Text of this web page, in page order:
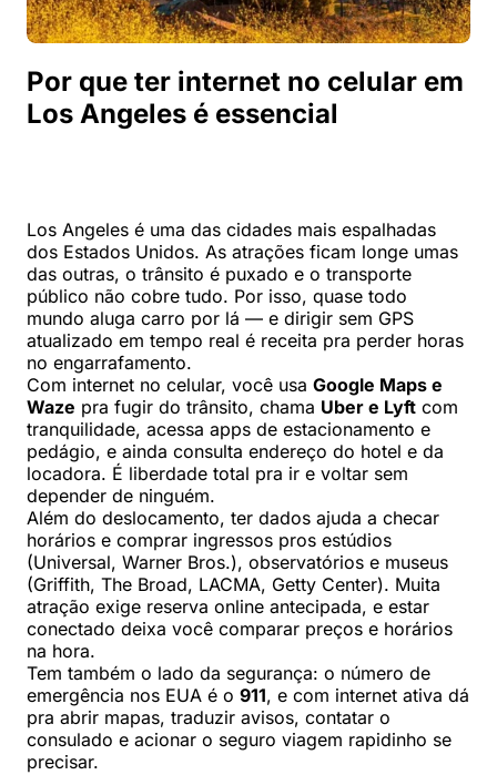
Por que ter internet no celular em
Los Angeles é essencial
Los Angeles é uma das cidades mais espalhadas
dos Estados Unidos. As atrações ficam longe umas
das outras, o trânsito é puxado e o transporte
público não cobre tudo. Por isso, quase todo
mundo aluga carro por lá — e dirigir sem GPS
atualizado em tempo real é receita pra perder horas
no engarrafamento.
Com internet no celular, você usa Google Maps e
Waze pra fugir do trânsito, chama Uber e Lyft com
tranquilidade, acessa apps de estacionamento e
pedágio, e ainda consulta endereço do hotel e da
locadora. É liberdade total pra ir e voltar sem
depender de ninguém.
Além do deslocamento, ter dados ajuda a checar
horários e comprar ingressos pros estúdios
(Universal, Warner Bros.), observatórios e museus
(Griffith, The Broad, LACMA, Getty Center). Muita
atração exige reserva online antecipada, e estar
conectado deixa você comparar preços e horários
na hora.
Tem também o lado da segurança: o número de
emergência nos EUA é o 911, e com internet ativa dá
pra abrir mapas, traduzir avisos, contatar o
consulado e acionar o seguro viagem rapidinho se
precisar.